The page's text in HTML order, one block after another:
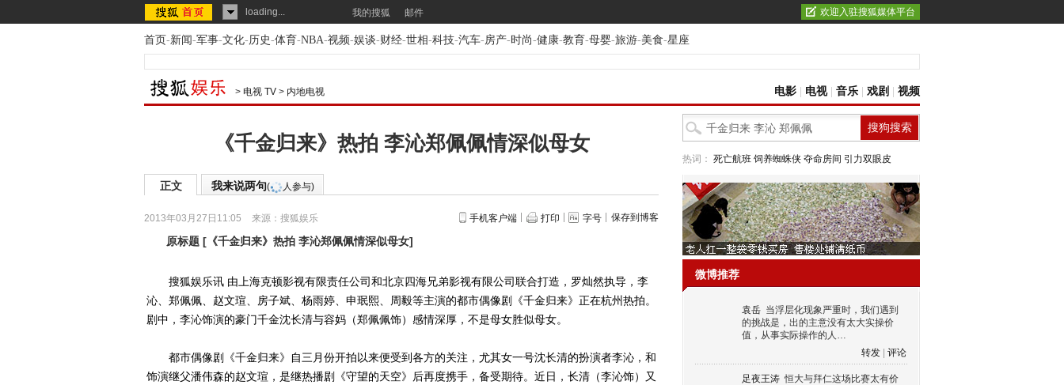
loading... 我的搜狐 邮件 欢迎入驻搜狐媒体平台
首页-新闻-军事-文化-历史-体育-NBA-视频-娱谈-财经-世相-科技-汽车-房产-时尚-健康-教育-母婴-旅游-美食-星座
> 电视 TV > 内地电视 电影 电视| 音乐 戏剧 视频
《千金归来》热拍 李沁郑佩佩情深似母女
正文 我来说两句( 人参与)
2013年03月27日11:05 来源： 搜狐娱乐 手机客户端 打印 字号 保存到博客
原标题 [ 《千金归来》热拍 李沁郑佩佩情深似母女]
搜狐娱乐讯 由上海克顿影视有限责任公司和北京四海兄弟影视有限公司联合打造，罗灿然执导，李
沁、郑佩佩、赵文瑄、房子斌、杨雨婷、申珉熙、周毅等主演的都市偶像剧《千金归来》正在杭州热拍。
剧中，李沁饰演的豪门千金沈长清与容妈（郑佩佩饰）感情深厚，不是母女胜似母女。
都市偶像剧《千金归来》自三月份开拍以来便受到各方的关注，尤其女一号沈长清的扮演者李沁，和
饰演继父潘伟森的赵文瑄，是继热播剧《守望的天空》后再度携手，备受期待。近日，长清（李沁饰）又
热词： 死亡航班 饲养蜘蛛侠 夺命房间 引力双眼皮
微博推荐
袁岳 当浮层化现象严重时，我们遇到
的挑战是，出的主意没有太大实操价
值，从事实际操作的人…
转发
评论
足夜王涛 恒大与拜仁这场比赛太有价